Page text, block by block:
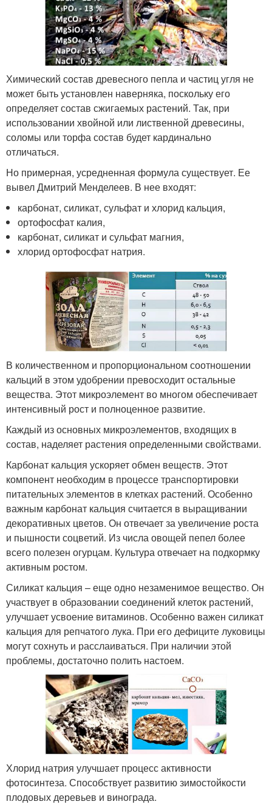
Химический состав древесного пепла и частиц угля не
может быть установлен наверняка, поскольку его
определяет состав сжигаемых растений. Так, при
использовании хвойной или лиственной древесины,
соломы или торфа состав будет кардинально
отличаться.
Но примерная, усредненная формула существует. Ее
вывел Дмитрий Менделеев. В нее входят:
карбонат, силикат, сульфат и хлорид кальция,
ортофосфат калия,
карбонат, силикат и сульфат магния,
хлорид ортофосфат натрия.
В количественном и пропорциональном соотношении
кальций в этом удобрении превосходит остальные
вещества. Этот микроэлемент во многом обеспечивает
интенсивный рост и полноценное развитие.
Каждый из основных микроэлементов, входящих в
состав, наделяет растения определенными свойствами.
Карбонат кальция ускоряет обмен веществ. Этот
компонент необходим в процессе транспортировки
питательных элементов в клетках растений. Особенно
важным карбонат кальция считается в выращивании
декоративных цветов. Он отвечает за увеличение роста
и пышности соцветий. Из числа овощей пепел более
всего полезен огурцам. Культура отвечает на подкормку
активным ростом.
Силикат кальция – еще одно незаменимое вещество. Он
участвует в образовании соединений клеток растений,
улучшает усвоение витаминов. Особенно важен силикат
кальция для репчатого лука. При его дефиците луковицы
могут сохнуть и расслаиваться. При наличии этой
проблемы, достаточно полить настоем.
Хлорид натрия улучшает процесс активности
фотосинтеза. Способствует развитию зимостойкости
плодовых деревьев и винограда.